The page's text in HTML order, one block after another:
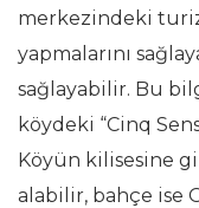
merkezindeki
yapmalarını
sağlayabilir. Bu
köydeki “Cinq
Köyün kilisesine
alabilir, bahçe ise